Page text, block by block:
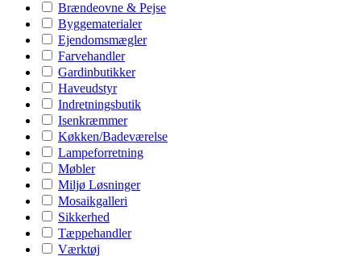
Brændeovne & Pejse
Byggematerialer
Ejendomsmægler
Farvehandler
Gardinbutikker
Haveudstyr
Indretningsbutik
Isenkræmmer
Køkken/Badeværelse
Lampeforretning
Møbler
Miljø Løsninger
Mosaikgalleri
Sikkerhed
Tæppehandler
Værktøj